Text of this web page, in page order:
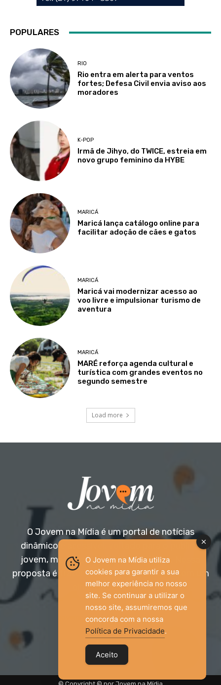
POPULARES
RIO
Rio entra em alerta para ventos
fortes; Defesa Civil envia aviso aos
moradores
K-POP
Irmã de Jihyo, do TWICE, estreia em
novo grupo feminino da HYBE
MARICÁ
Maricá lança catálogo online para
facilitar adoção de cães e gatos
MARICÁ
Maricá vai modernizar acesso ao
voo livre e impulsionar turismo de
aventura
MARICÁ
MARÉ reforça agenda cultural e
turística com grandes eventos no
segundo semestre
Load more
O Jovem na Mídia é um portal de notícias
dinâmico e acessível, voltado para o público
jovem, mas aberto a todas as idades. Nossa
proposta é trazer informação relevante com um
olhar diferenciado.
Entre em contato:
jovemnamidia2017@gmail.com
O Jovem na Mídia utiliza
cookies para garantir a sua
melhor experiência no nosso
site. Se continuar a utilizar o
nosso site, assumiremos que
concorda com a nossa
Política de Privacidade.
Aceito